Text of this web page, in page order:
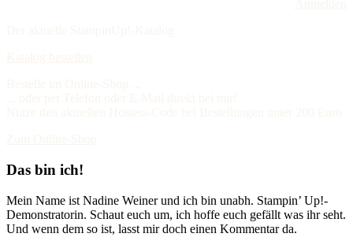
Das bin ich!
Mein Name ist Nadine Weiner und ich bin unabh. Stampin’ Up!-
Demonstratorin. Schaut euch um, ich hoffe euch gefällt was ihr seht.
Und wenn dem so ist, lasst mir doch einen Kommentar da.